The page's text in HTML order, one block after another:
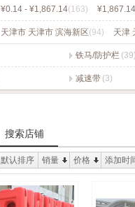
查看详情
¥0.14 - ¥1,867.14(163)
天津市 天津市 滨海新区(94) 天津
铁马/防护栏 (39)
减速带 (3)
搜索店铺
默认排序 销量 价格 添加时